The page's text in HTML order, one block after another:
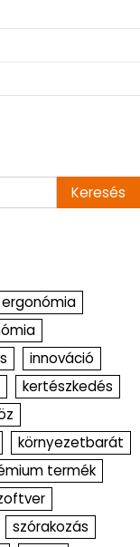
ergonómia
innováció
kertészkedés
környezetbarát
termék
szórakozás